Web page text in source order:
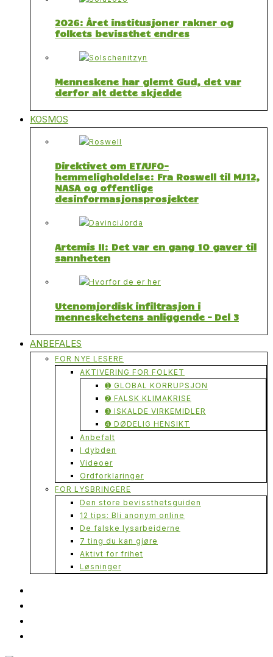
2026: Året institusjoner rakner og
folkets bevissthet endres
Menneskene har glemt Gud, det var
derfor alt dette skjedde
KOSMOS
Direktivet om ET/UFO-
hemmeligholdelse: Fra Roswell til MJ12,
NASA og offentlige
desinformasjonsprosjekter
Artemis II: Det var en gang 10 gaver til
sannheten
Utenomjordisk infiltrasjon i
menneskehetens anliggende – Del 3
ANBEFALES
FOR NYE LESERE
AKTIVERING FOR FOLKET
➊ GLOBAL KORRUPSJON
➋ FALSK KLIMAKRISE
➌ ISKALDE VIRKEMIDLER
➍ DØDELIG HENSIKT
Anbefalt
I dybden
Videoer
Ordforklaringer
FOR LYSBRINGERE
Den store bevissthetsguiden
12 tips: Bli anonym online
De falske lysarbeiderne
7 ting du kan gjøre
Aktivt for frihet
Løsninger